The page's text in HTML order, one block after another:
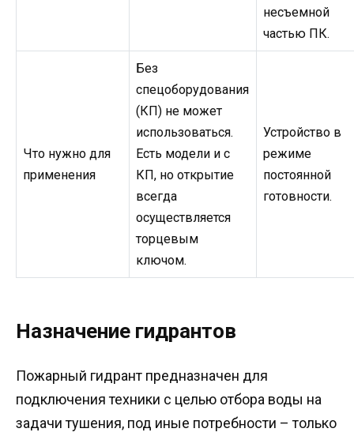
несъемной
частью ПК.
Что нужно для
применения
Без
спецоборудования
(КП) не может
использоваться.
Есть модели и с
КП, но открытие
всегда
осуществляется
торцевым
ключом.
Устройство в
режиме
постоянной
готовности.
Назначение гидрантов
Пожарный гидрант предназначен для
подключения техники с целью отбора воды на
задачи тушения, под иные потребности – только